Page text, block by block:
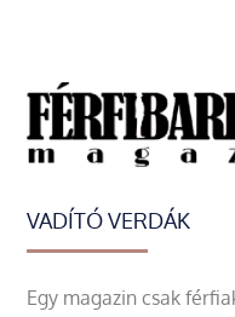
VADÍTÓ VERDÁK
Egy magazin csak